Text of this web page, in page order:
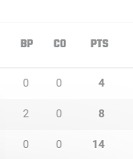
BP CO PTS
0 0 4
2 0 8
0 0 14